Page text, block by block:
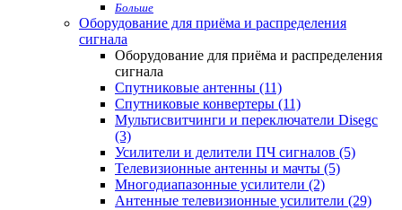
Больше
Оборудование для приёма и распределения
сигнала
Оборудование для приёма и распределения
сигнала
Спутниковые антенны (11)
Спутниковые конвертеры (11)
Мультисвитчинги и переключатели Disegc
(3)
Усилители и делители ПЧ сигналов (5)
Телевизионные антенны и мачты (5)
Многодиапазонные усилители (2)
Антенные телевизионные усилители (29)